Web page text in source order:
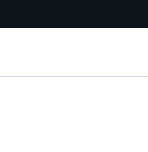
sono sempre più acidi?